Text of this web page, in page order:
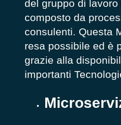
del gruppo di lavoro
composto da
consulenti. Questa
resa possibile ed è
grazie alla
importanti